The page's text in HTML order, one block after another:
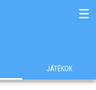
☰
JÁTÉKOK